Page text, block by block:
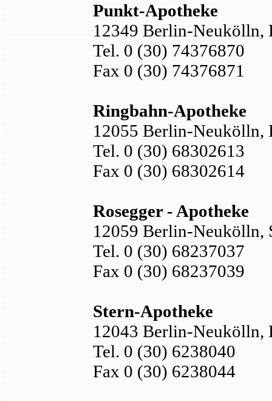
Punkt-Apotheke
12349 Berlin-Neukölln,
Tel. 0 (30) 74376870
Fax 0 (30) 74376871
Ringbahn-Apotheke
12055 Berlin-Neukölln,
Tel. 0 (30) 68302613
Fax 0 (30) 68302614
Rosegger - Apotheke
12059 Berlin-Neukölln,
Tel. 0 (30) 68237037
Fax 0 (30) 68237039
Stern-Apotheke
12043 Berlin-Neukölln,
Tel. 0 (30) 6238040
Fax 0 (30) 6238044